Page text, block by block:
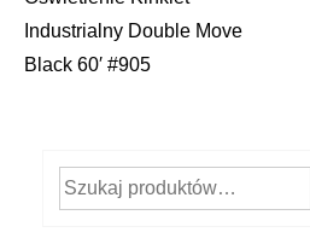
Nawigacja
wpisu
Industrialny Double Move
Black 60′ #905
Szukaj: